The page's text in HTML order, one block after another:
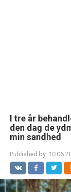
I tre år
den dag de
min sandhed
Published by: